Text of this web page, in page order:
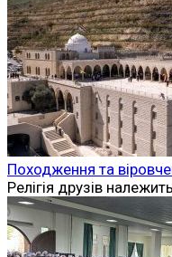
Походження та
Релігія друзів